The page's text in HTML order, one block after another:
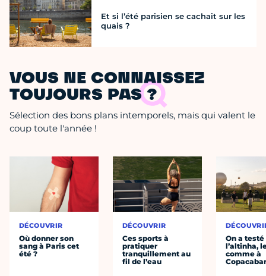
Et si l’été parisien se cachait sur les
quais ?
VOUS NE CONNAISSEZ
TOUJOURS PAS ?
Sélection des bons plans intemporels, mais qui valent le
coup toute l'année !
DÉCOUVRIR
Où donner son
sang à Paris cet
été ?
DÉCOUVRIR
Ces sports à
pratiquer
tranquillement au
fil de l’eau
On a testé
l’altinha,
comme à